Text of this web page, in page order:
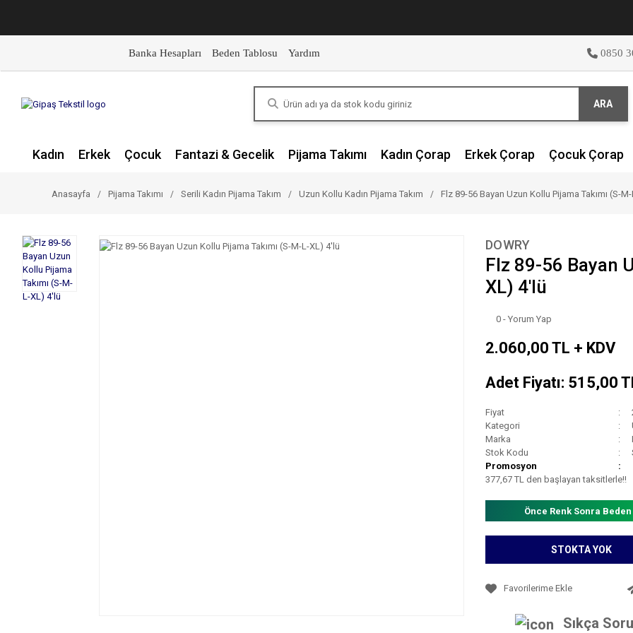
Banka Hesapları Beden Tablosu Yardım 0850
ARA
Kadın Erkek Çocuk Fantazi & Gecelik Pijama Takımı Kadın Çorap Erkek Çorap Çocuk Çorap
Anasayfa Pijama Takımı Serili Kadın Pijama Takım Uzun Kollu Kadın Pijama Takım Flz 89-56 Bayan Uzun Kollu Pijama Takımı (S-
DOWRY
Flz 89-56 Bayan
XL) 4'lü
0 - Yorum Yap
2.060,00 TL + KDV
Adet Fiyatı: 515,00
Fiyat
Kategori
Marka
Stok Kodu
Promosyon
377,67 TL den başlayan taksitlerle!!
Önce Renk Sonra
STOKTA YOK
Sıkça